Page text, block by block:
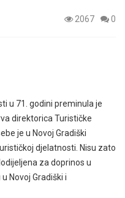
2067
0
u 71. godini preminula je
direktorica Turističke
je u Novoj Gradiški
djelatnosti. Nisu zato
za doprinos u
Novoj Gradiški i